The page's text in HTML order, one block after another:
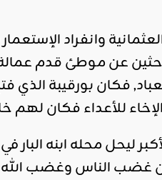
وانفراد
عن موطئ قدم
فكان بورقيبة
للأعداء فكان لهم
ليحل محله ابنه البار
وغضب الله إلى أن أطاحت به ثورة